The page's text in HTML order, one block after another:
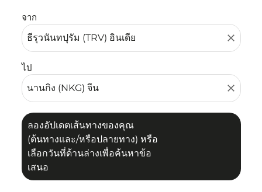
จาก
close
ไป
close
ลองอัปเดตเส้นทางของคุณ
(ต้นทางและ/หรือปลายทาง) หรือ
เลือกวันที่ด้านล่างเพื่อค้นหาข้อ
เสนอ